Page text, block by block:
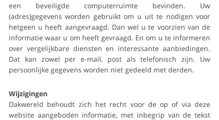
een beveiligde computerruimte bevinden. Uw
(adres)gegevens worden gebruikt om u uit te nodigen voor
hetgeen u heeft aangevraagd. Dan wel u te voorzien van de
informatie waar u om heeft gevraagd. En om u te informeren
over vergelijkbare diensten en interessante aanbiedingen.
Dat kan zowel per e-mail, post als telefonisch zijn. Uw
persoonlijke gegevens worden niet gedeeld met derden.
Wijzigingen
Dakwereld behoudt zich het recht voor de op of via deze
website aangeboden informatie, met inbegrip van de tekst